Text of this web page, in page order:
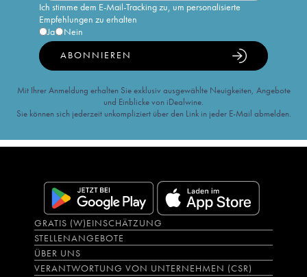
Ich stimme dem E-Mail-Tracking zu, um personalisierte
Empfehlungen zu erhalten
Ja
Nein
ABONNIEREN
Mit Ihrer Anmeldung erhalten Sie exklusiv ausgewählte Neuigkeiten, Angebote
und Einblicke von iDealwine.
Sie können sich jederzeit unkompliziert über den Link in jeder E-Mail abmelden.
GRATIS (W)EINSCHÄTZUNG
STELLENANGEBOTE
ÜBER UNS
VERANTWORTUNG VON UNTERNEHMEN (CSR)